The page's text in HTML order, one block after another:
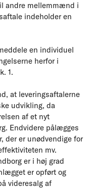
andre mellemmænd i
indeholder en
en individuel
herfor i
1.
at leveringsaftalerne
udvikling, da
af et nyt
Endvidere pålægges
der er unødvendige for
mv.
er i høj grad
er opført og
videresalg af